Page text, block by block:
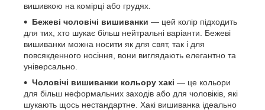
вишивкою на комірці або грудях.
Бежеві чоловічі вишиванки — цей колір підходить
для тих, хто шукає більш нейтральні варіанти. Бежеві
вишиванки можна носити як для свят, так і для
повсякденного носіння, вони виглядають елегантно та
універсально.
Чоловічі вишиванки кольору хакі — це кольори
для більш неформальних заходів або для чоловіків, які
шукають щось нестандартне. Хакі вишиванка ідеально